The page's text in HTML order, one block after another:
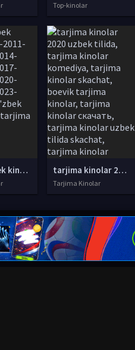
Top-kinolar
Yangi O'zbek kinolar 2010-2011-2012-2013-2014-2015-2016-2017-2018-2019-2020-2021-2022-2023-2024-2025 O'zbek tilida Uzbek tarjima Full HD tarjima kinolar 2020 uzbek tilida, tarjima kinolar komediya, tarjima kinolar skachat, boevik tarjima kinolar, tarjima kinolar скачать, tarjima kinolar uzbek tilida skachat, tarjima kinolar saytlari, 7777.uz tarjima kinolar, tarjima kinolar skachat, t
Tarjima Kinolar